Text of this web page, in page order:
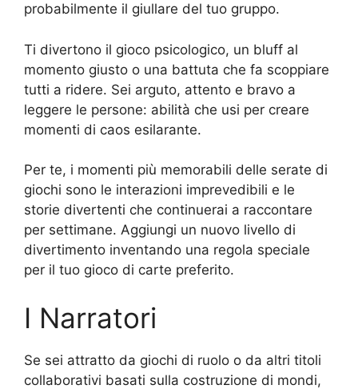
probabilmente il giullare del tuo gruppo.
Ti divertono il gioco psicologico, un bluff al
momento giusto o una battuta che fa scoppiare
tutti a ridere. Sei arguto, attento e bravo a
leggere le persone: abilità che usi per creare
momenti di caos esilarante.
Per te, i momenti più memorabili delle serate di
giochi sono le interazioni imprevedibili e le
storie divertenti che continuerai a raccontare
per settimane. Aggiungi un nuovo livello di
divertimento inventando una regola speciale
per il tuo gioco di carte preferito.
I Narratori
Se sei attratto da giochi di ruolo o da altri titoli
collaborativi basati sulla costruzione di mondi,